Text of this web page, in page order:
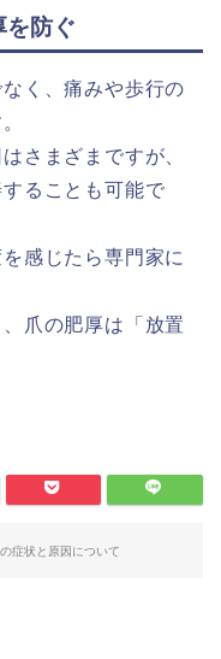
を防ぐ
く、痛みや歩行の
さまざまですが、
ることも可能で
感じたら専門家に
爪の肥厚は「放置
症状と原因について